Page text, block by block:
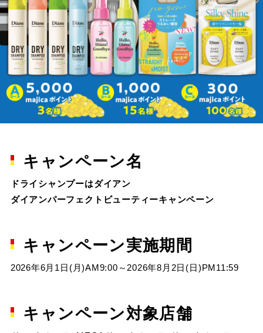
キャンペーン名
ドライシャンプーはダイアン
ダイアンパーフェクトビューティーキャンペーン
キャンペーン実施期間
2026年6月1日(月)AM9:00～2026年8月2日(日)PM11:59
キャンペーン対象店舗